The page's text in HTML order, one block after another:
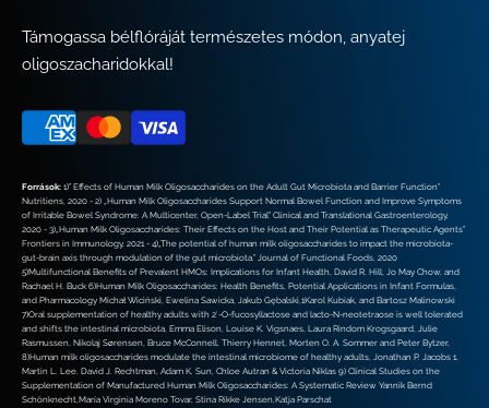
Támogassa bélflóráját természetes módon, anyatej
oligoszacharidokkal!
Források: 1)” Effects of Human Milk Oligosaccharides on the Adult Gut Microbiota and Barrier Function”
Nutritiens, 2020 - 2) „Human Milk Oligosaccharides Support Normal Bowel Function and Improve Symptoms
of Irritable Bowel Syndrome: A Multicenter, Open-Label Trial” Clinical and Translational Gastroenterology,
2020 - 3)„Human Milk Oligosaccharides: Their Effects on the Host and Their Potential as Therapeutic Agents”
Frontiers in Immunology, 2021 - 4)„The potential of human milk oligosaccharides to impact the microbiota-
gut-brain axis through modulation of the gut microbiota.” Journal of Functional Foods, 2020
5)Multifunctional Benefits of Prevalent HMOs: Implications for Infant Health, David R. Hill, Jo May Chow, and
Rachael H. Buck 6)Human Milk Oligosaccharides: Health Benefits, Potential Applications in Infant Formulas,
and Pharmacology Michał Wiciński, Ewelina Sawicka, Jakub Gębalski,1Karol Kubiak, and Bartosz Malinowski
7)Oral supplementation of healthy adults with 2′-O-fucosyllactose and lacto-N-neotetraose is well tolerated
and shifts the intestinal microbiota, Emma Elison, Louise K. Vigsnaes, Laura Rindom Krogsgaard, Julie
Rasmussen, Nikolaj Sørensen, Bruce McConnell, Thierry Hennet, Morten O. A. Sommer and Peter Bytzer,
8)Human milk oligosaccharides modulate the intestinal microbiome of healthy adults, Jonathan P. Jacobs 1,
Martin L. Lee, David J. Rechtman, Adam K. Sun, Chloe Autran & Victoria Niklas 9) Clinical Studies on the
Supplementation of Manufactured Human Milk Oligosaccharides: A Systematic Review Yannik Bernd
Schönknecht,María Virginia Moreno Tovar, Stina Rikke Jensen,Katja Parschat